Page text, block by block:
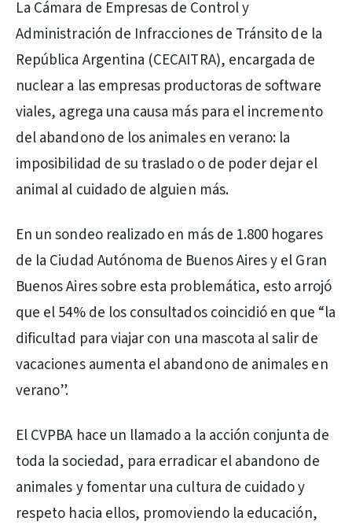
La Cámara de Empresas de Control y
Administración de Infracciones de Tránsito de la
República Argentina (CECAITRA), encargada de
nuclear a las empresas productoras de software
viales, agrega una causa más para el incremento
del abandono de los animales en verano: la
imposibilidad de su traslado o de poder dejar el
animal al cuidado de alguien más.
En un sondeo realizado en más de 1.800 hogares
de la Ciudad Autónoma de Buenos Aires y el Gran
Buenos Aires sobre esta problemática, esto arrojó
que el 54% de los consultados coincidió en que “la
dificultad para viajar con una mascota al salir de
vacaciones aumenta el abandono de animales en
verano”.
El CVPBA hace un llamado a la acción conjunta de
toda la sociedad, para erradicar el abandono de
animales y fomentar una cultura de cuidado y
respeto hacia ellos, promoviendo la educación,